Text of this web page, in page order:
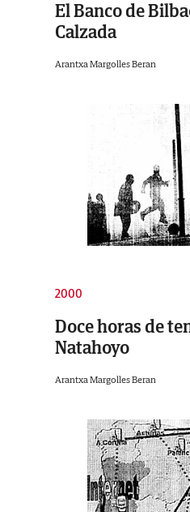
El Banco de
Calzada
Arantxa Margolles Beran
2000
Doce horas de
Natahoyo
Arantxa Margolles Beran